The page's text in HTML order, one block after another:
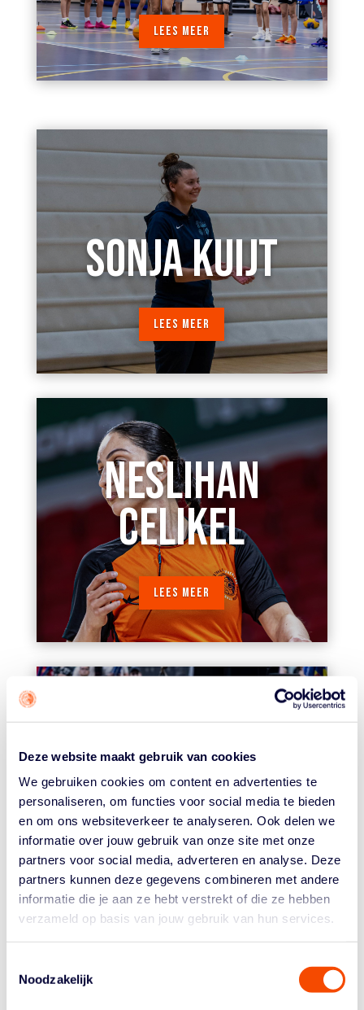
Deze website maakt gebruik van cookies
We gebruiken cookies om content en advertenties te
personaliseren, om functies voor social media te bieden
en om ons websiteverkeer te analyseren. Ook delen we
informatie over jouw gebruik van onze site met onze
partners voor social media, adverteren en analyse. Deze
partners kunnen deze gegevens combineren met andere
informatie die je aan ze hebt verstrekt of die ze hebben
verzameld op basis van jouw gebruik van hun services.
Noodzakelijk
LEES MEER
SONJA KUIJT
LEES MEER
NESLIHAN
CELIKEL
LEES MEER
NOORTJE
DRIESSEN
LEES MEER